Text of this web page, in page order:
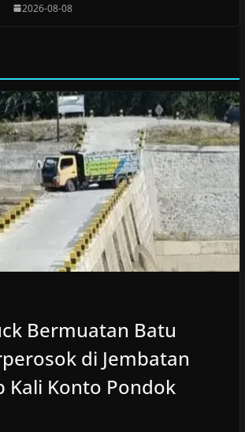
2026-08-08
Bermuatan Batu
di Jembatan
Kali Konto Pondok